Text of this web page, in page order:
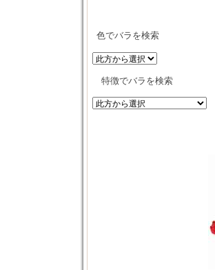
色でバラを検索
特徴でバラを検索